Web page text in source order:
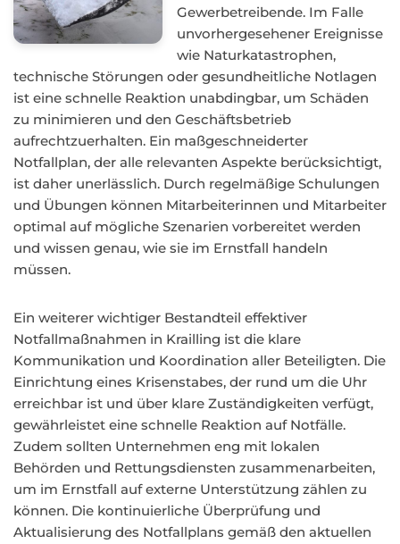
Gewerbetreibende. Im Falle
unvorhergesehener Ereignisse
wie Naturkatastrophen,
technische Störungen oder gesundheitliche Notlagen
ist eine schnelle Reaktion unabdingbar, um Schäden
zu minimieren und den Geschäftsbetrieb
aufrechtzuerhalten. Ein maßgeschneiderter
Notfallplan, der alle relevanten Aspekte berücksichtigt,
ist daher unerlässlich. Durch regelmäßige Schulungen
und Übungen können Mitarbeiterinnen und Mitarbeiter
optimal auf mögliche Szenarien vorbereitet werden
und wissen genau, wie sie im Ernstfall handeln
müssen.
Ein weiterer wichtiger Bestandteil effektiver
Notfallmaßnahmen in Krailling ist die klare
Kommunikation und Koordination aller Beteiligten. Die
Einrichtung eines Krisenstabes, der rund um die Uhr
erreichbar ist und über klare Zuständigkeiten verfügt,
gewährleistet eine schnelle Reaktion auf Notfälle.
Zudem sollten Unternehmen eng mit lokalen
Behörden und Rettungsdiensten zusammenarbeiten,
um im Ernstfall auf externe Unterstützung zählen zu
können. Die kontinuierliche Überprüfung und
Aktualisierung des Notfallplans gemäß den aktuellen